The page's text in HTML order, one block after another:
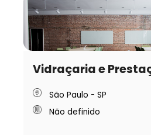
Vidraçaria e
São Paulo - SP
Não definido